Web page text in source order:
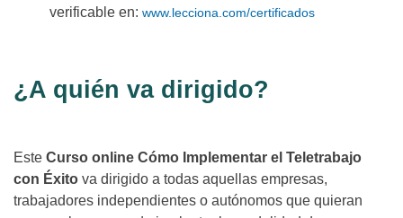
verificable en: www.lecciona.com/certificados
¿A quién va dirigido?
Este Curso online Cómo Implementar el Teletrabajo
con Éxito va dirigido a todas aquellas empresas,
trabajadores independientes o autónomos que quieran